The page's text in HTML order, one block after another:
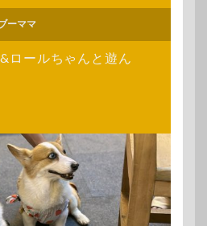
ーママ
ロールちゃんと遊ん